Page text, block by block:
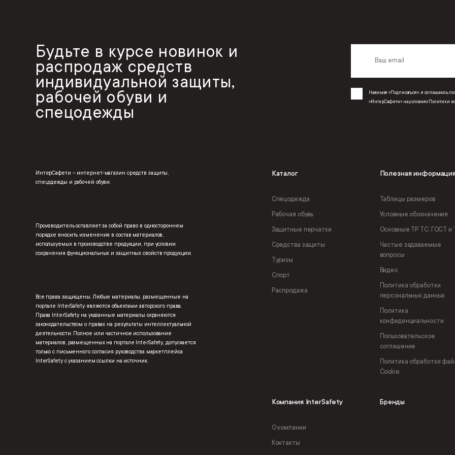
Будьте в курсе новинок и
распродаж средств
индивидуальной защиты,
рабочей обуви и
спецодежды
Нажимая «Подписаться», я соглашаюсь
«ИнтерСафети» на условиях Политики
ИнтерСафети – интернет-магазин средств защиты,
спецодежды и рабочей обуви.
Производитель оставляет за собой право в одностороннем
порядке вносить изменения в состав материалов,
используемых в производстве продукции, при условии
сохранения функциональных и защитных свойств продукции.
Все права защищены. Любые материалы, размещенные на
портале InterSafety являются объектами авторского права.
Права InterSafety на указанные материалы охраняются
законодательством о правах на результаты интеллектуальной
деятельности. Полное или частичное использование
материалов, размещенных на портале InterSafety, допускается
только с письменного согласия руководства маркетплейса
InterSafety с указанием ссылки на источник.
Каталог
Спецодежда
Рабочая обувь
Защитные перчатки
Средства защиты
Туризм
Спорт
Распродажа
Полезная
Таблицы размеров
Условные обозначения
Основные ТР ТС, ГОСТ и
Частые задаваемые
вопросы
Видео
Политика обработки
персональных данных
Политика
конфиденциальности
Пользовательское
соглашение
Политика обработки
Cookie
Компания InterSafety
О компании
Контакты
Бренды